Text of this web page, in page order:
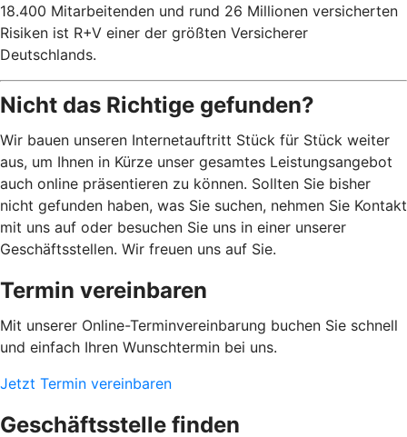
18.400 Mitarbeitenden und rund 26 Millionen versicherten
Risiken ist R+V einer der größten Versicherer
Deutschlands.
Nicht das Richtige gefunden?
Wir bauen unseren Internetauftritt Stück für Stück weiter
aus, um Ihnen in Kürze unser gesamtes Leistungsangebot
auch online präsentieren zu können. Sollten Sie bisher
nicht gefunden haben, was Sie suchen, nehmen Sie Kontakt
mit uns auf oder besuchen Sie uns in einer unserer
Geschäftsstellen. Wir freuen uns auf Sie.
Termin vereinbaren
Mit unserer Online-Terminvereinbarung buchen Sie schnell
und einfach Ihren Wunschtermin bei uns.
Jetzt Termin vereinbaren
Geschäftsstelle finden